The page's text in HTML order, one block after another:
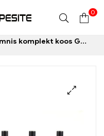
0
Drive tankiga e-sigarettide hulgimüük丨Kohandatud